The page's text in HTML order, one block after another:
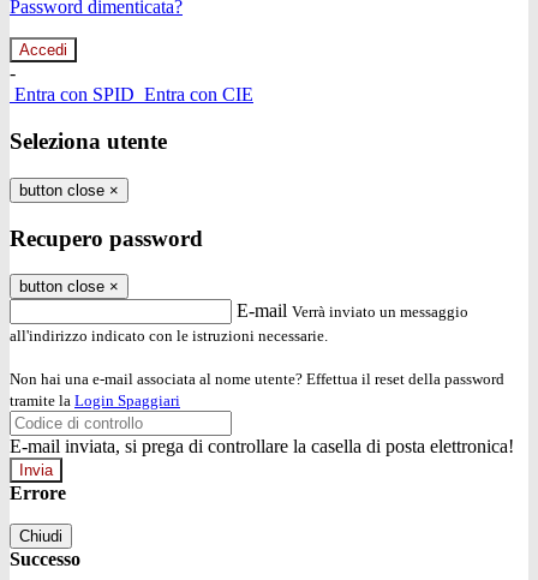
Password dimenticata?
-
Entra con SPID Entra con CIE
Seleziona utente
button close ×
Recupero password
button close ×
E-mail Verrà inviato un messaggio
all'indirizzo indicato con le istruzioni necessarie.
Non hai una e-mail associata al nome utente? Effettua il reset della password
tramite la Login Spaggiari
E-mail inviata, si prega di controllare la casella di posta elettronica!
Errore
Chiudi
Successo